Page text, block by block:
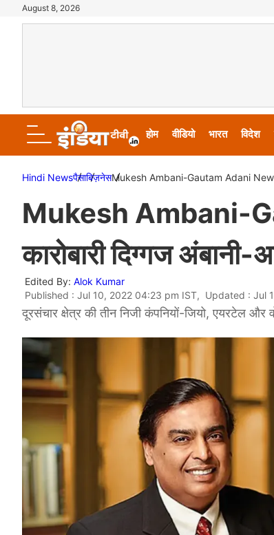
August 8, 2026
होम वीडियो भारत विदेश
Hindi Newsपैसाबिज़नेसMukesh Ambani-Gautam Adani News:
Mukesh Ambani-
कारोबारी दिग्गज
Edited By: Alok Kumar
Published : Jul 10, 2022 04:23 pm IST, Updated : Jul
दूरसंचार क्षेत्र की तीन निजी कंपनियों-जियो, एयरटेल और